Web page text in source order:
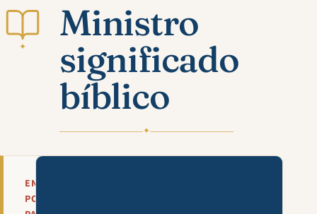
✦
Ministro
significado
bíblico
✦
EN
POCAS
Mira esta explicación en